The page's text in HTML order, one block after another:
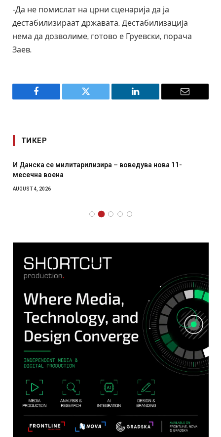
-Да не помислат на црни сценарија да ја
дестабилизираат државата. Дестабилизација
нема да дозволиме, готово е Груевски, порача
Заев.
Facebook Twitter LinkedIn Email
ТИКЕР
И Данска се милитарилизира – воведува нова 11-
месечна воена
AUGUST 4, 2026